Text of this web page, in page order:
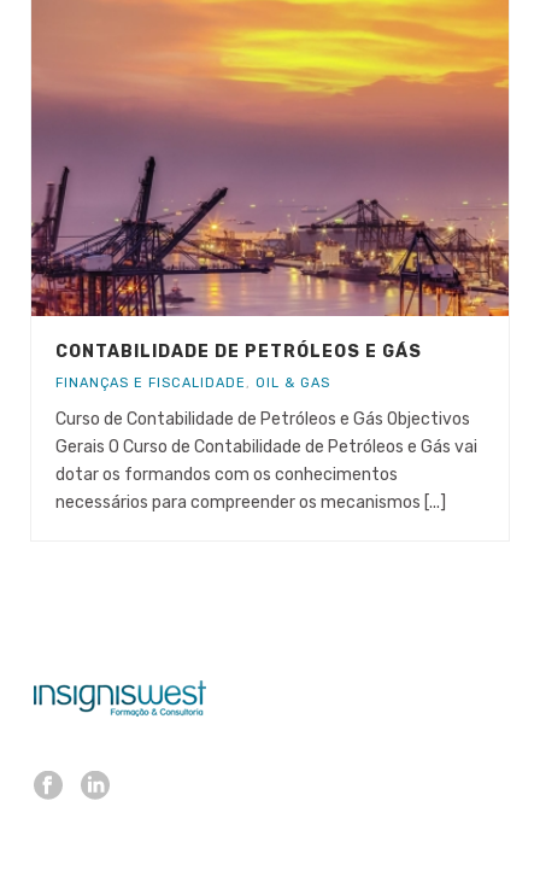
CONTABILIDADE DE PETRÓLEOS E GÁS
FINANÇAS E FISCALIDADE , OIL & GAS
Curso de Contabilidade de Petróleos e Gás Objectivos
Gerais O Curso de Contabilidade de Petróleos e Gás vai
dotar os formandos com os conhecimentos
necessários para compreender os mecanismos [...]